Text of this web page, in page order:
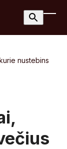
nustebins